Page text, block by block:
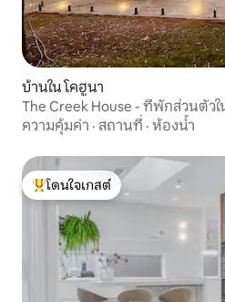
บ้านใน โคฮูนา
The Creek House - ที่พักส่วนตัว
ความคุ้มค่า · สถานที่ · ห้องน้ำ
โดนใจเกสต์ที่สุด
โดนใจเกสต์